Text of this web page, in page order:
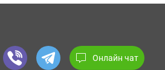
Онлайн чат